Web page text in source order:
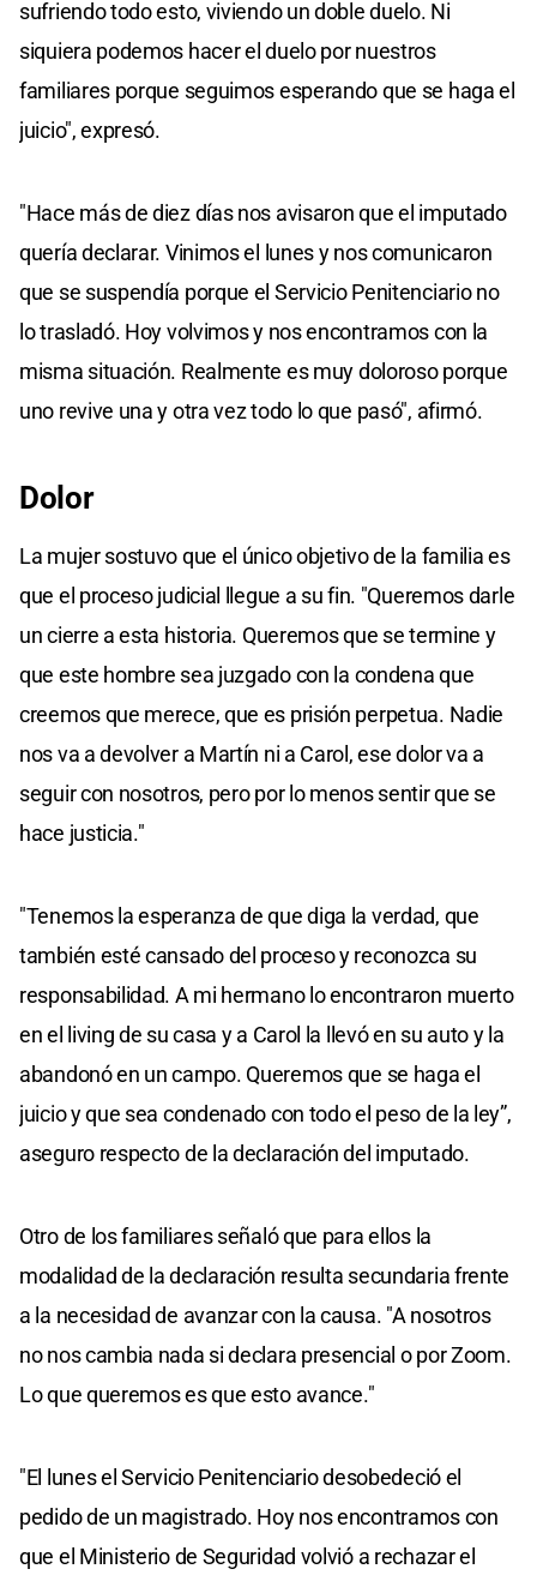
sufriendo todo esto, viviendo un doble duelo. Ni
siquiera podemos hacer el duelo por nuestros
familiares porque seguimos esperando que se haga el
juicio", expresó.
"Hace más de diez días nos avisaron que el imputado
quería declarar. Vinimos el lunes y nos comunicaron
que se suspendía porque el Servicio Penitenciario no
lo trasladó. Hoy volvimos y nos encontramos con la
misma situación. Realmente es muy doloroso porque
uno revive una y otra vez todo lo que pasó", afirmó.
Dolor
La mujer sostuvo que el único objetivo de la familia es
que el proceso judicial llegue a su fin. "Queremos darle
un cierre a esta historia. Queremos que se termine y
que este hombre sea juzgado con la condena que
creemos que merece, que es prisión perpetua. Nadie
nos va a devolver a Martín ni a Carol, ese dolor va a
seguir con nosotros, pero por lo menos sentir que se
hace justicia."
"Tenemos la esperanza de que diga la verdad, que
también esté cansado del proceso y reconozca su
responsabilidad. A mi hermano lo encontraron muerto
en el living de su casa y a Carol la llevó en su auto y la
abandonó en un campo. Queremos que se haga el
juicio y que sea condenado con todo el peso de la ley”,
aseguro respecto de la declaración del imputado.
Otro de los familiares señaló que para ellos la
modalidad de la declaración resulta secundaria frente
a la necesidad de avanzar con la causa. "A nosotros
no nos cambia nada si declara presencial o por Zoom.
Lo que queremos es que esto avance."
"El lunes el Servicio Penitenciario desobedeció el
pedido de un magistrado. Hoy nos encontramos con
que el Ministerio de Seguridad volvió a rechazar el